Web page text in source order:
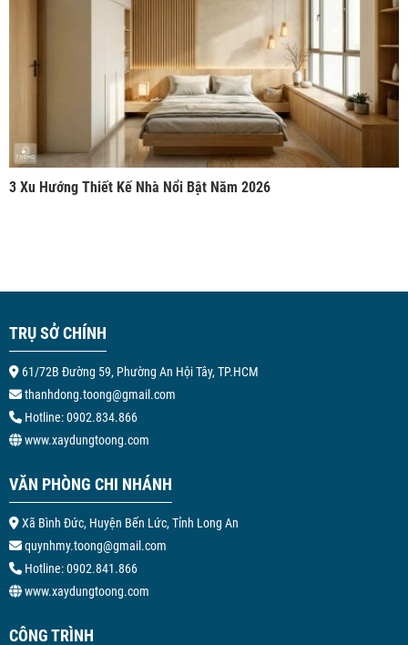
3 Xu Hướng Thiết Kế Nhà Nổi Bật Năm 2026
TRỤ SỞ CHÍNH
61/72B Đường 59, Phường An Hội Tây, TP.HCM
thanhdong.toong@gmail.com
Hotline: 0902.834.866
www.xaydungtoong.com
VĂN PHÒNG CHI NHÁNH
Xã Bình Đức, Huyện Bến Lức, Tỉnh Long An
quynhmy.toong@gmail.com
Hotline: 0902.841.866
www.xaydungtoong.com
CÔNG TRÌNH